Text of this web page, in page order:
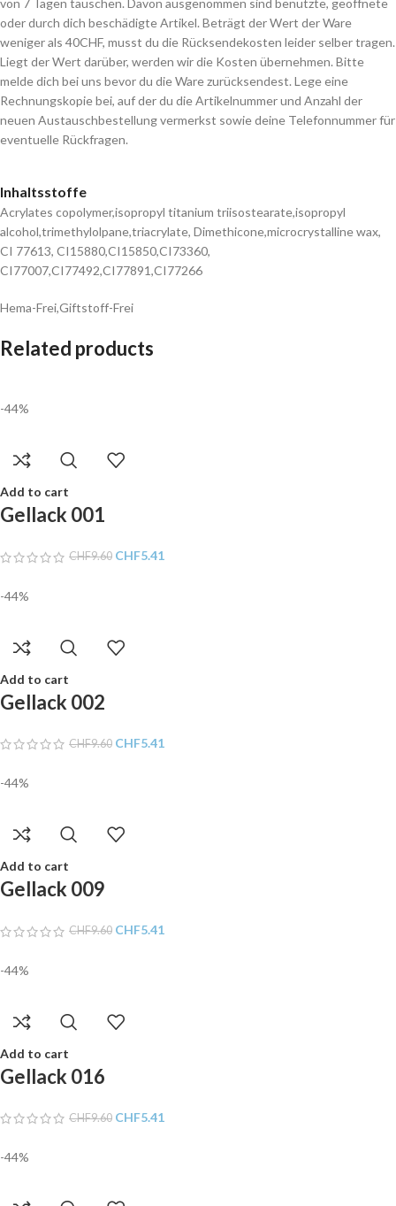
von 7 Tagen tauschen. Davon ausgenommen sind benutzte, geöffnete
oder durch dich beschädigte Artikel. Beträgt der Wert der Ware
weniger als 40CHF, musst du die Rücksendekosten leider selber tragen.
Liegt der Wert darüber, werden wir die Kosten übernehmen. Bitte
melde dich bei uns bevor du die Ware zurücksendest. Lege eine
Rechnungskopie bei, auf der du die Artikelnummer und Anzahl der
neuen Austauschbestellung vermerkst sowie deine Telefonnummer für
eventuelle Rückfragen.
Inhaltsstoffe
Acrylates copolymer,isopropyl titanium triisostearate,isopropyl
alcohol,trimethylolpane,triacrylate, Dimethicone,microcrystalline wax,
CI 77613, CI15880,CI15850,CI73360,
CI77007,CI77492,CI77891,CI77266
Hema-Frei,Giftstoff-Frei
Related products
-44%
Add to cart
Gellack 001
CHF9.60 CHF5.41
-44%
Add to cart
Gellack 002
CHF9.60 CHF5.41
-44%
Add to cart
Gellack 009
CHF9.60 CHF5.41
-44%
Add to cart
Gellack 016
CHF9.60 CHF5.41
-44%